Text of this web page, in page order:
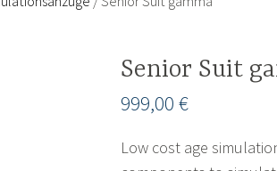
Senior Suit
999,00 €
Low cost age